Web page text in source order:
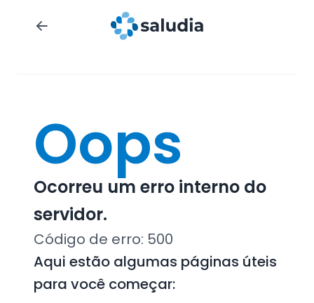
Oops
Ocorreu um erro interno do
servidor.
Código de erro: 500
Aqui estão algumas páginas úteis
para você começar: